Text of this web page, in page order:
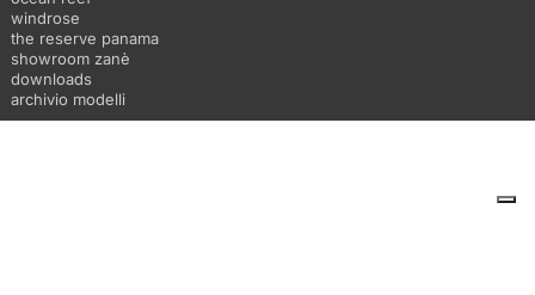
windrose
the reserve panama
showroom zanè
downloads
archivio modelli